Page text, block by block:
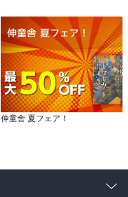
伸童舎 夏フェア！